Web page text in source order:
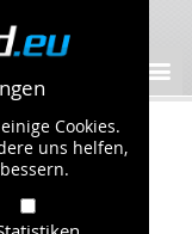
Cookies.
uns helfen,